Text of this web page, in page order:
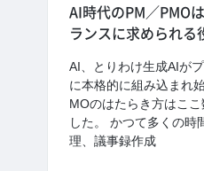
AI時代のPM／PMO
ランスに求められる
AI、とりわけ生成AIが
に本格的に組み込まれ
MOのはたらき方はこ
した。 かつて多くの時
理、議事録作成